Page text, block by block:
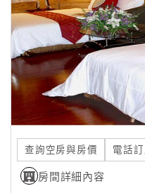
旅
計
劃
商
品
宣
傳
查詢空房與房價 電話
房間詳細內容